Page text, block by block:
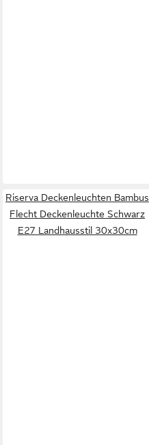
Riserva Deckenleuchten Bambus
Flecht Deckenleuchte Schwarz
E27 Landhausstil 30x30cm